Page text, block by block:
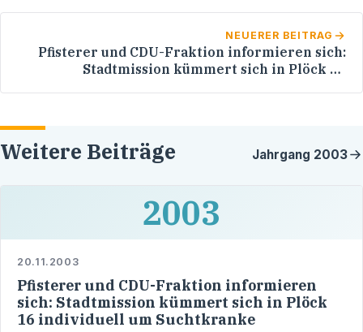
NEUERER BEITRAG
Pfisterer und CDU-Fraktion informieren sich:
Stadtmission kümmert sich in Plöck 16
Weitere Beiträge Jahrgang 2003
2003
20.11.2003
Pfisterer und CDU-Fraktion informieren
sich: Stadtmission kümmert sich in Plöck
16 individuell um Suchtkranke